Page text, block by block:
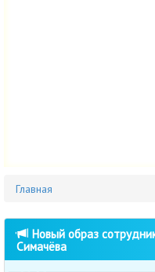
Главная
Новый образ
Симачёва